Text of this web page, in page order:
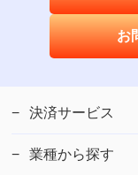
お
決済サービス
業種から探す